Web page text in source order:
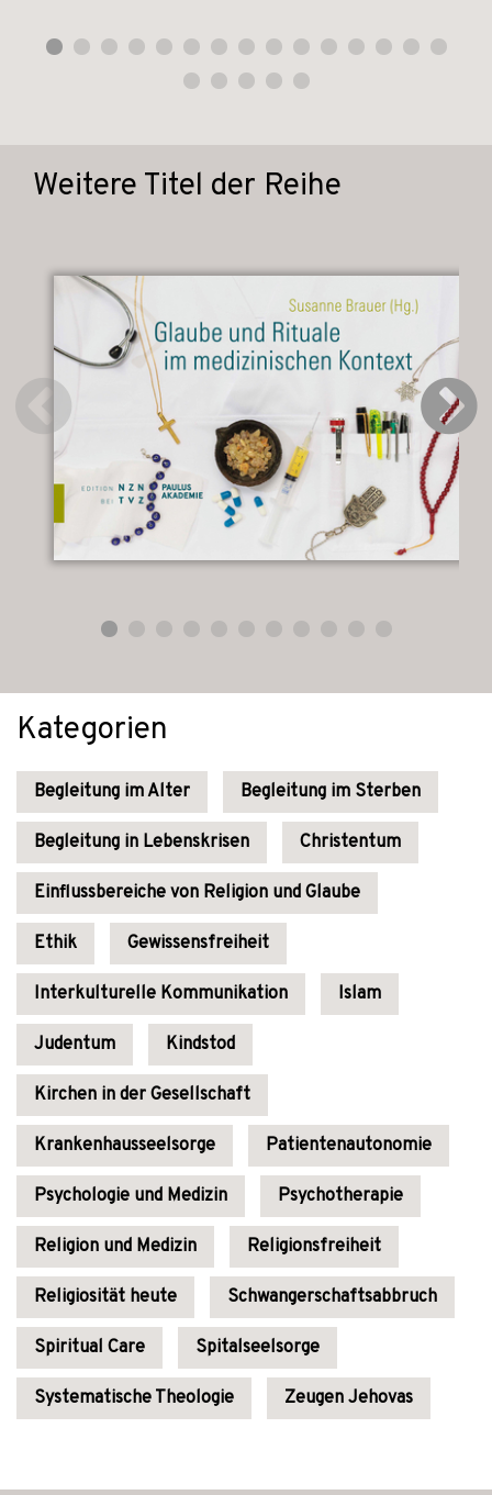
Weitere Titel der Reihe
Kategorien
Begleitung im Alter Begleitung im Sterben
Begleitung in Lebenskrisen Christentum
Einflussbereiche von Religion und Glaube
Ethik Gewissensfreiheit
Interkulturelle Kommunikation Islam
Judentum Kindstod
Kirchen in der Gesellschaft
Krankenhausseelsorge Patientenautonomie
Psychologie und Medizin Psychotherapie
Religion und Medizin Religionsfreiheit
Religiosität heute Schwangerschaftsabbruch
Spiritual Care Spitalseelsorge
Systematische Theologie Zeugen Jehovas